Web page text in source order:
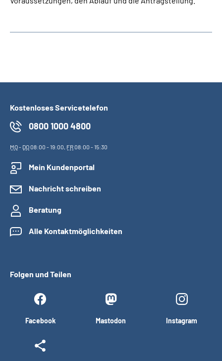
Kostenloses Servicetelefon
0800 1000 4800
MO- DO08:00 - 19:00, FR08:00 - 15:30
Mein Kundenportal
Nachricht schreiben
Beratung
Alle Kontaktmöglichkeiten
Folgen und Teilen
Facebook Mastodon Instagram